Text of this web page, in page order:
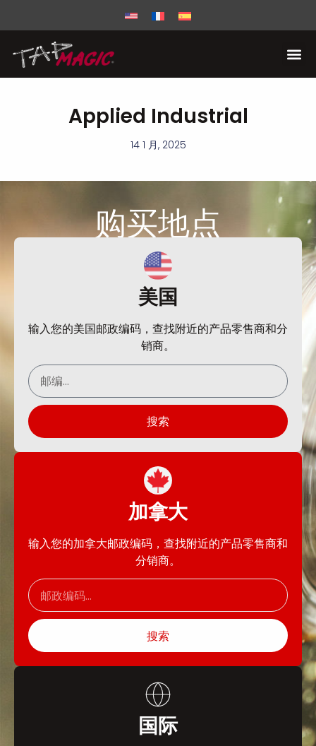
Applied Industrial
14 1 月, 2025
购买地点
美国
输入您的美国邮政编码，查找附近的产品零售商和分
销商。
搜索
加拿大
输入您的加拿大邮政编码，查找附近的产品零售商和
分销商。
搜索
国际